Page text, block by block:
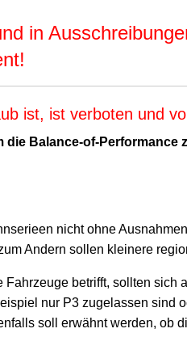
in
ist, ist verboten und
die Balance-of-Performance
nicht ohne
Andern sollen kleinere
betrifft, sollten sich
nur P3 zugelassen sind
soll erwähnt werden, ob